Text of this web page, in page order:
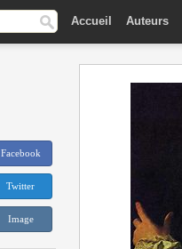
Accueil Auteurs
Facebook
Twitter
Image